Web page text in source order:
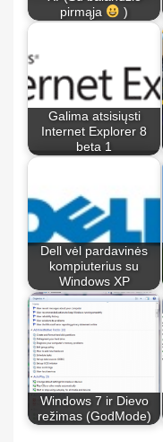
pirmąja
)
Galima atsisiųsti
Internet Explorer 8
beta 1
Dell vėl pardavinės
kompiuterius su
Windows XP
Windows 7 ir Dievo
režimas (GodMode)